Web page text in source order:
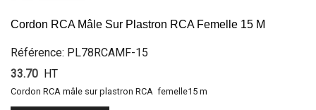
Cordon RCA Mâle Sur Plastron RCA Femelle 15 M
Référence: PL78RCAMF-15
33.70 HT
Cordon RCA mâle sur plastron RCA femelle15 m